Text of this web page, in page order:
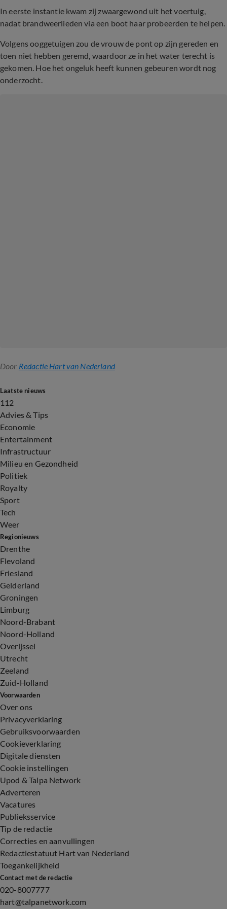
In eerste instantie kwam zij zwaargewond uit het voertuig,
nadat brandweerlieden via een boot haar probeerden te helpen.
Volgens ooggetuigen zou de vrouw de pont op zijn gereden en
toen niet hebben geremd, waardoor ze in het water terecht is
gekomen. Hoe het ongeluk heeft kunnen gebeuren wordt nog
onderzocht.
Door Redactie Hart van Nederland
Laatste nieuws
112
Advies & Tips
Economie
Entertainment
Infrastructuur
Milieu en Gezondheid
Politiek
Royalty
Sport
Tech
Weer
Regionieuws
Drenthe
Flevoland
Friesland
Gelderland
Groningen
Limburg
Noord-Brabant
Noord-Holland
Overijssel
Utrecht
Zeeland
Zuid-Holland
Voorwaarden
Over ons
Privacyverklaring
Gebruiksvoorwaarden
Cookieverklaring
Digitale diensten
Cookie instellingen
Upod & Talpa Network
Adverteren
Vacatures
Publieksservice
Tip de redactie
Correcties en aanvullingen
Redactiestatuut Hart van Nederland
Toegankelijkheid
Contact met de redactie
020-8007777
hart@talpanetwork.com